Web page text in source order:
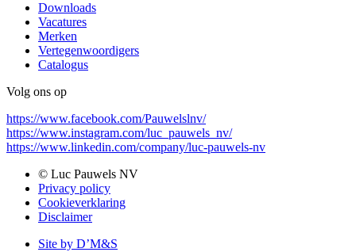
Secondary
menu
Downloads
Vacatures
Merken
Vertegenwoordigers
Catalogus
Volg ons op
https://www.facebook.com/Pauwelslnv/
https://www.instagram.com/luc_pauwels_nv/
https://www.linkedin.com/company/luc-pauwels-nv
Bottom
menu
© Luc Pauwels NV
Privacy policy
Cookieverklaring
Disclaimer
Site by D’M&S